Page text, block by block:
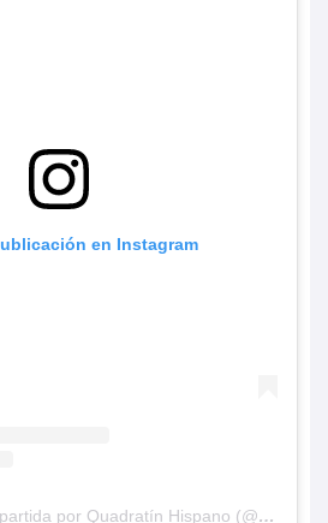
en Instagram
Una publicación compartida por Quadratín Hispano (@hispanoq)